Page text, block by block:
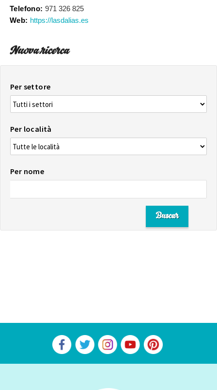
Telefono: 971 326 825
Web: https://lasdalias.es
Nuova ricerca
Per settore
Per località
Per nome